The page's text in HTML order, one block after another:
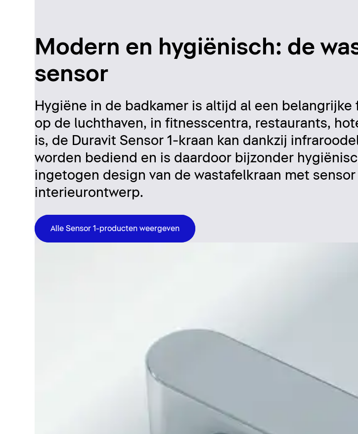
Modern en hygiënisch: de
sensor
Hygiëne in de badkamer is altijd al een
op de luchthaven, in fitnesscentra, restaurants,
is, de Duravit Sensor 1-kraan kan dankzij
worden bediend en is daardoor bijzonder
ingetogen design van de wastafelkraan met
interieurontwerp.
Alle Sensor 1-producten weergeven